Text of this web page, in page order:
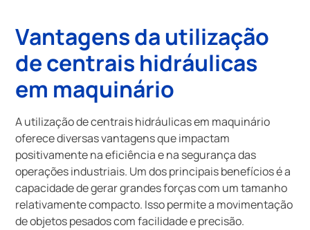
Vantagens da utilização
de centrais hidráulicas
em maquinário
A utilização de centrais hidráulicas em maquinário
oferece diversas vantagens que impactam
positivamente na eficiência e na segurança das
operações industriais. Um dos principais benefícios é a
capacidade de gerar grandes forças com um tamanho
relativamente compacto. Isso permite a movimentação
de objetos pesados com facilidade e precisão.